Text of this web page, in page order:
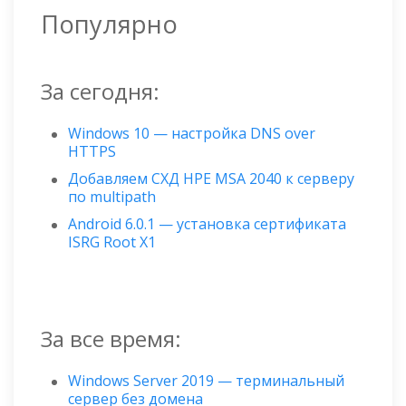
Популярно
За сегодня:
Windows 10 — настройка DNS over
HTTPS
Добавляем СХД HPE MSA 2040 к серверу
по multipath
Android 6.0.1 — установка сертификата
ISRG Root X1
За все время:
Windows Server 2019 — терминальный
сервер без домена